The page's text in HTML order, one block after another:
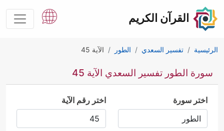
القرآن الكريم
الرئيسية تفسير السعدي الطور الآية 45
سورة الطور تفسير السعدي الآية 45
اختر سورة اختر رقم الآية